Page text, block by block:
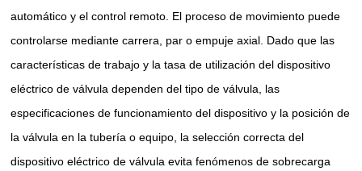
automático y el control remoto. El proceso de movimiento puede
controlarse mediante carrera, par o empuje axial. Dado que las
características de trabajo y la tasa de utilización del dispositivo
eléctrico de válvula dependen del tipo de válvula, las
especificaciones de funcionamiento del dispositivo y la posición de
la válvula en la tubería o equipo, la selección correcta del
dispositivo eléctrico de válvula evita fenómenos de sobrecarga